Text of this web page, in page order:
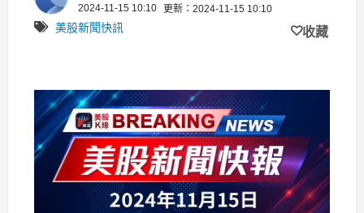
2024-11-15 10:10 更新：2024-11-15 10:10
美股新聞快訊 收藏